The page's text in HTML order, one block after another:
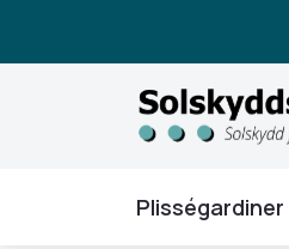
Plisségardiner